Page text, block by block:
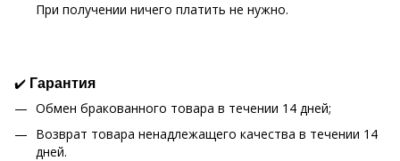
При получении ничего платить не нужно.
✔️ Гарантия
Обмен бракованного товара в течении 14 дней;
Возврат товара ненадлежащего качества в течении 14
дней.